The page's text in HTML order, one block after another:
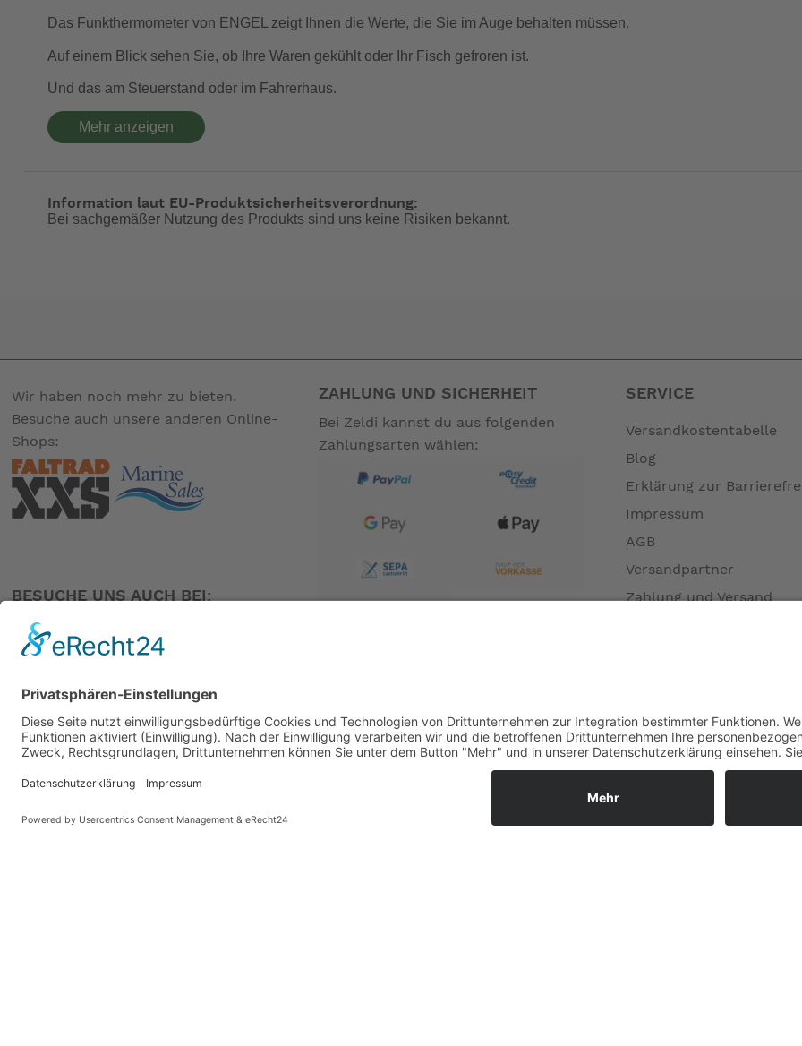
Das Funkthermometer von ENGEL zeigt Ihnen die Werte, die Sie im Auge behalten müssen.
Auf einem Blick sehen Sie, ob Ihre Waren gekühlt oder Ihr Fisch gefroren ist.
Und das am Steuerstand oder im Fahrerhaus.
(erforderliche Batterien nicht im Lieferumfang enthalten)
Mehr anzeigen
Information laut EU-Produktsicherheitsverordnung:
Bei sachgemäßer Nutzung des Produkts sind uns keine Risiken bekannt.
Wir haben noch mehr zu bieten.
Besuche auch unsere anderen Online-
Shops:
BESUCHE UNS AUCH BEI:
PARTNER
ZAHLUNG UND SICHERHEIT
Bei Zeldi kannst du aus folgenden
Zahlungsarten wählen:
SERVICE
Versandkostentabelle
Blog
Erklärung zur
Impressum
AGB
Versandpartner
Zahlung und Versand
Fernabsatz
Rücknahme (Zelte)